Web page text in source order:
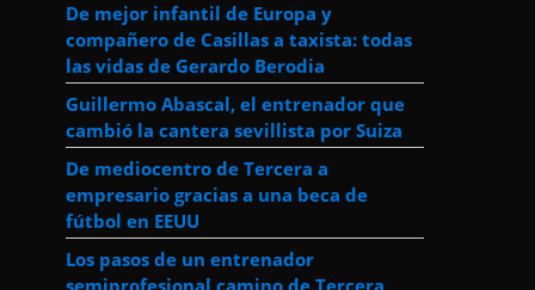
De mejor infantil de Europa y
compañero de Casillas a taxista: todas
las vidas de Gerardo Berodia
Guillermo Abascal, el entrenador que
cambió la cantera sevillista por Suiza
De mediocentro de Tercera a
empresario gracias a una beca de
fútbol en EEUU
Los pasos de un entrenador